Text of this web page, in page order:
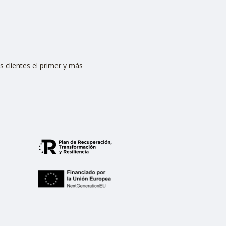
clientes el primer y más